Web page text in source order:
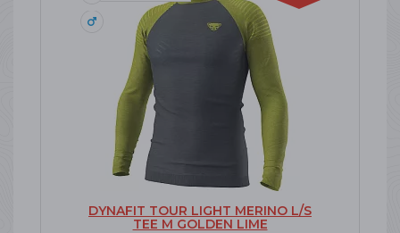
DYNAFIT TOUR LIGHT MERINO L/S
TEE M GOLDEN LIME